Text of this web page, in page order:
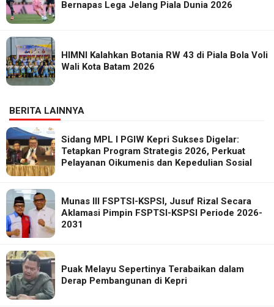
Bernapas Lega Jelang Piala Dunia 2026
HIMNI Kalahkan Botania RW 43 di Piala Bola Voli
Wali Kota Batam 2026
BERITA LAINNYA
Sidang MPL I PGIW Kepri Sukses Digelar:
Tetapkan Program Strategis 2026, Perkuat
Pelayanan Oikumenis dan Kepedulian Sosial
Munas III FSPTSI-KSPSI, Jusuf Rizal Secara
Aklamasi Pimpin FSPTSI-KSPSI Periode 2026-
2031
Puak Melayu Sepertinya Terabaikan dalam
Derap Pembangunan di Kepri